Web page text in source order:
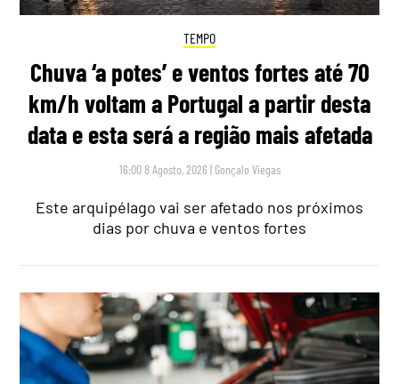
TEMPO
Chuva ‘a potes’ e ventos fortes até 70
km/h voltam a Portugal a partir desta
data e esta será a região mais afetada
16:00 8 Agosto, 2026 | Gonçalo Viegas
Este arquipélago vai ser afetado nos próximos
dias por chuva e ventos fortes